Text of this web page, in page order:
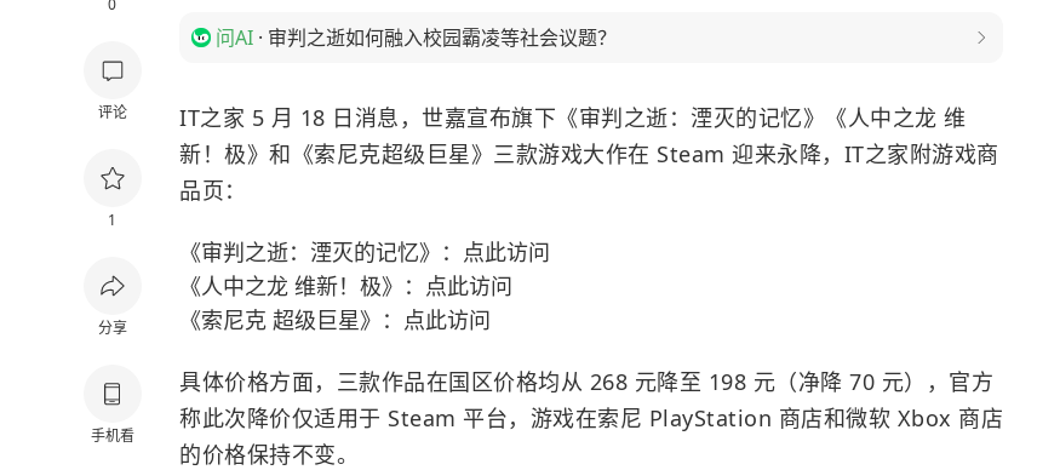
0
评论
1
分享
手机看
问AI · 审判之逝如何融入校园霸凌等社会议题？
IT之家 5 月 18 日消息，世嘉宣布旗下《审判之逝：湮灭的记忆》
《人中之龙 维
新！极》 和《索尼克超级巨星》三款游戏大作在 Steam 迎来永降，IT之家附游戏商
品页：
《审判之逝：湮灭的记忆》：点此访问
《人中之龙 维新！极》 ：点此访问
《索尼克 超级巨星》 ：点此访问
具体价格方面，三款作品在国区价格均从 268 元降至 198 元（净降 70 元），官方
称此次降价仅适用于 Steam 平台，游戏在索尼 PlayStation 商店和微软 Xbox 商店
的价格保持不变。